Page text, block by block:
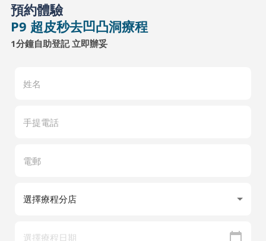
預約體驗
P9 超皮秒去凹凸洞療程
1分鐘自助登記 立即辦妥